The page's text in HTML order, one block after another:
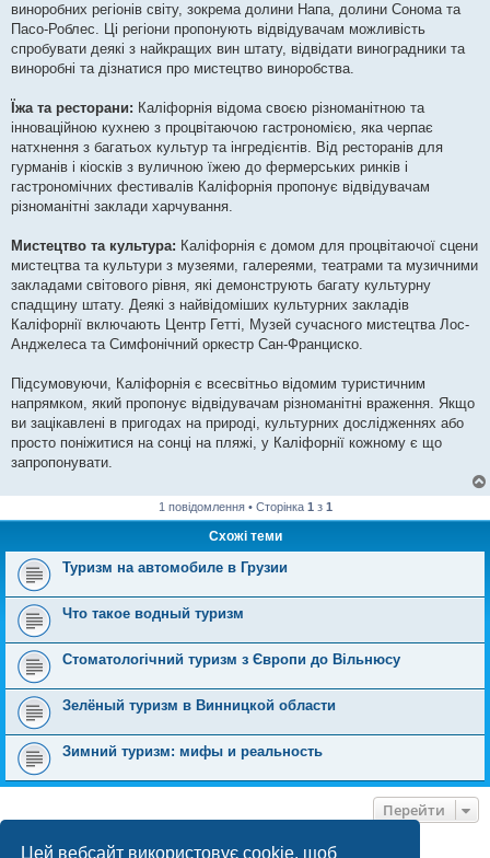
Цей вебсайт використовує cookie, щоб
виноробних регіонів світу, зокрема долини Напа, долини Сонома та
Пасо-Роблес. Ці регіони пропонують відвідувачам можливість
спробувати деякі з найкращих вин штату, відвідати виноградники та
виноробні та дізнатися про мистецтво виноробства.
Їжа та ресторани: Каліфорнія відома своєю різноманітною та
інноваційною кухнею з процвітаючою гастрономією, яка черпає
натхнення з багатьох культур та інгредієнтів. Від ресторанів для
гурманів і кіосків з вуличною їжею до фермерських ринків і
гастрономічних фестивалів Каліфорнія пропонує відвідувачам
різноманітні заклади харчування.
Мистецтво та культура: Каліфорнія є домом для процвітаючої сцени
мистецтва та культури з музеями, галереями, театрами та музичними
закладами світового рівня, які демонструють багату культурну
спадщину штату. Деякі з найвідоміших культурних закладів
Каліфорнії включають Центр Гетті, Музей сучасного мистецтва Лос-
Анджелеса та Симфонічний оркестр Сан-Франциско.
Підсумовуючи, Каліфорнія є всесвітньо відомим туристичним
напрямком, який пропонує відвідувачам різноманітні враження. Якщо
ви зацікавлені в пригодах на природі, культурних дослідженнях або
просто поніжитися на сонці на пляжі, у Каліфорнії кожному є що
запропонувати.
1 повідомлення • Сторінка 1 з 1
Схожі теми
Туризм на автомобиле в Грузии
Что такое водный туризм
Стоматологічний туризм з Європи до Вільнюсу
Зелёный туризм в Винницкой области
Зимний туризм: мифы и реальность
Перейти